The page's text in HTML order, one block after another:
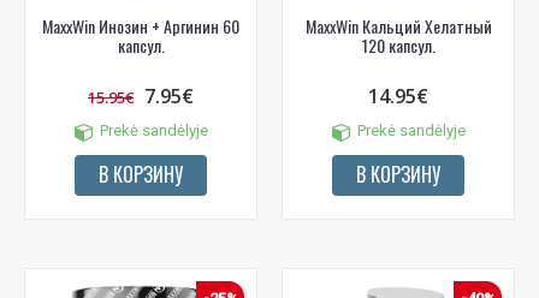
MaxxWin Инозин + Аргинин 60
капсул.
15.95€ 7.95€
Prekė sandėlyje
В КОРЗИНУ
MaxxWin Кальций Хелатный
120 капсул.
14.95€
Prekė sandėlyje
В КОРЗИНУ